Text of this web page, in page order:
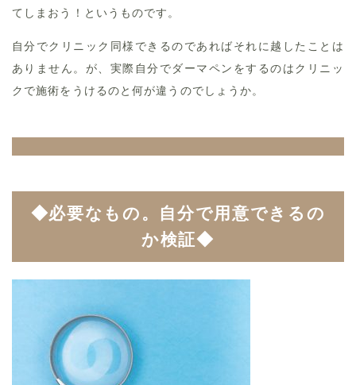
てしまおう！というものです。
自分でクリニック同様できるのであればそれに越したことは
ありません。が、実際自分でダーマペンをするのはクリニッ
クで施術をうけるのと何が違うのでしょうか。
◆必要なもの。自分で用意できるの
か検証◆